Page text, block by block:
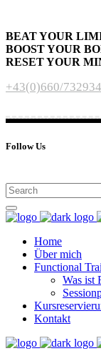
BEAT YOUR
BOOST YOUR
RESET YOUR
+43(0)660/
Follow Us
Home
Über mich
Functional
Was ist
Kontakt